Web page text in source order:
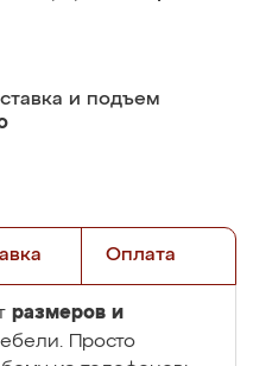
и подъем
Оплата
размеров и
Просто